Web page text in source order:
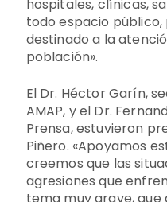
hospitales, clínicas,
todo espacio
destinado a la
población».
El Dr. Héctor Garín,
AMAP, y el Dr.
Prensa, estuvieron
Piñero. «Apoyamos
creemos que las
agresiones que